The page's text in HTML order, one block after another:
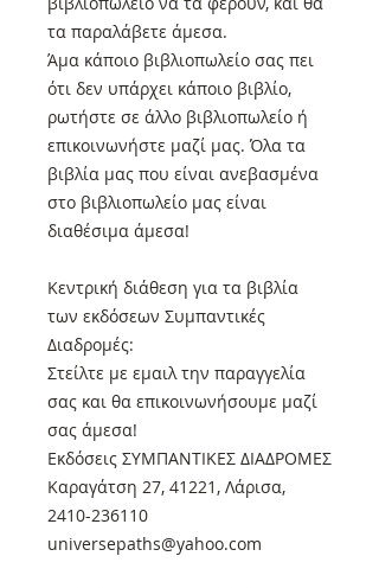
τα παραλάβετε άμεσα.
Άμα κάποιο βιβλιοπωλείο σας πει
ότι δεν υπάρχει κάποιο βιβλίο,
ρωτήστε σε άλλο βιβλιοπωλείο ή
επικοινωνήστε μαζί μας. Όλα τα
βιβλία μας που είναι ανεβασμένα
στο βιβλιοπωλείο μας είναι
διαθέσιμα άμεσα!
Κεντρική διάθεση για τα βιβλία
των εκδόσεων Συμπαντικές
Διαδρομές:
Στείλτε με εμαιλ την παραγγελία
σας και θα επικοινωνήσουμε μαζί
σας άμεσα!
Εκδόσεις ΣΥΜΠΑΝΤΙΚΕΣ ΔΙΑΔΡΟΜΕΣ
Καραγάτση 27, 41221, Λάρισα,
2410-236110
universepaths@yahoo.com